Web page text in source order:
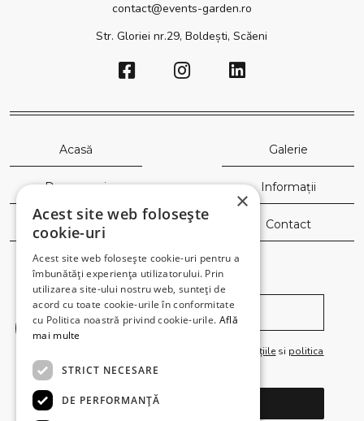
contact@events-garden.ro
Str. Gloriei nr.29, Boldești, Scăeni
Acasă
Despre noi
Saloane
Galerie
Informații
Contact
Newsletter
termenii și condițiile si politica
de confidențialitate
Abonează-te
Black
×
Acest site web folosește
cookie-uri
Acest site web folosește cookie-uri pentru a
îmbunătăți experiența utilizatorului. Prin
utilizarea site-ului nostru web, sunteți de
acord cu toate cookie-urile în conformitate
cu Politica noastră privind cookie-urile. Află
mai multe
STRICT NECESARE
DE PERFORMANȚĂ